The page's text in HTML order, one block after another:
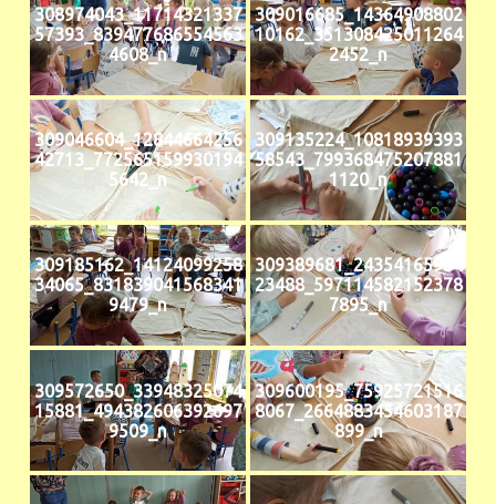
308974043_11714321337
57393_839477686554563
4608_n
309016685_14364908802
10162_351308425011264
2452_n
309046604_12844664256
42713_772565159930194
5642_n
309135224_10818939393
58543_799368475207881
1120_n
309185162_14124099258
34065_831839041568341
9479_n
309389681_24354165934
23488_597114582152378
7895_n
309572650_33948325074
15881_494382606392697
9509_n
309600195_75925721516
8067_2664883454603187
899_n